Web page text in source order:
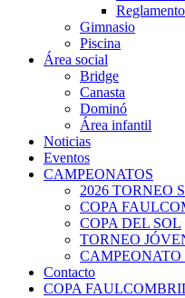
Reglamento
Gimnasio
Piscina
Área social
Bridge
Canasta
Dominó
Área infantil
Noticias
Eventos
CAMPEONATOS
2026 TORNEO
COPA
COPA DEL SOL
TORNEO
Contacto
COPA